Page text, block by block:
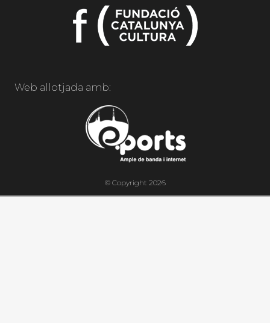
Web allotjada amb:
© Copyright 2026